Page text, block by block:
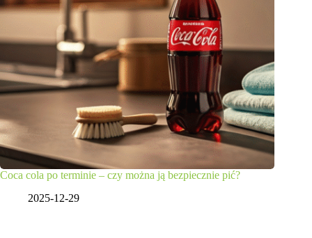
Coca cola po terminie – czy można ją bezpiecznie pić?
2025-12-29